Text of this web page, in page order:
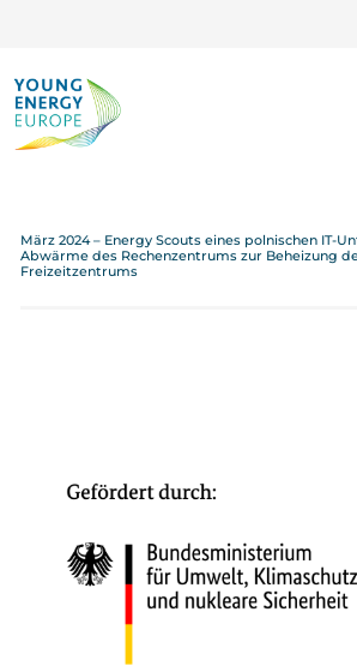
März 2024 – Energy Scouts eines polnischen IT-
Abwärme des Rechenzentrums zur Beheizung
Freizeitzentrums